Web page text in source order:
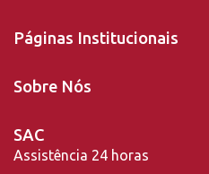
Páginas Institucionais
Sobre Nós
SAC
Assistência 24 horas